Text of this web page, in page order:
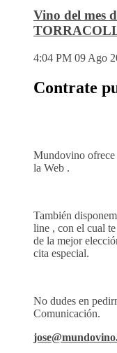
Vino del mes
4:04 PM 09 Ago
Contrate
Mundovino ofrece
la Web .
También
line , con el cual te
de la mejor
cita especial.
No dudes en
Comunicación.